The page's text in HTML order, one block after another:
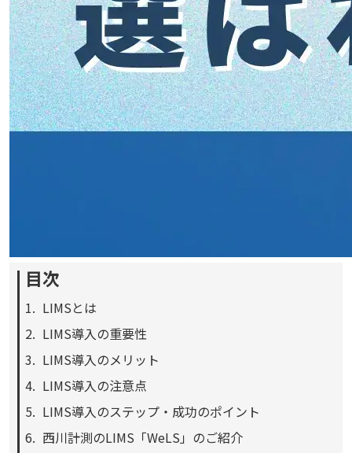
目次
LIMSとは
LIMS導入の重要性
LIMS導入のメリット
LIMS導入の注意点
LIMS導入のステップ・成功のポイント
西川計測のLIMS「WeLS」のご紹介